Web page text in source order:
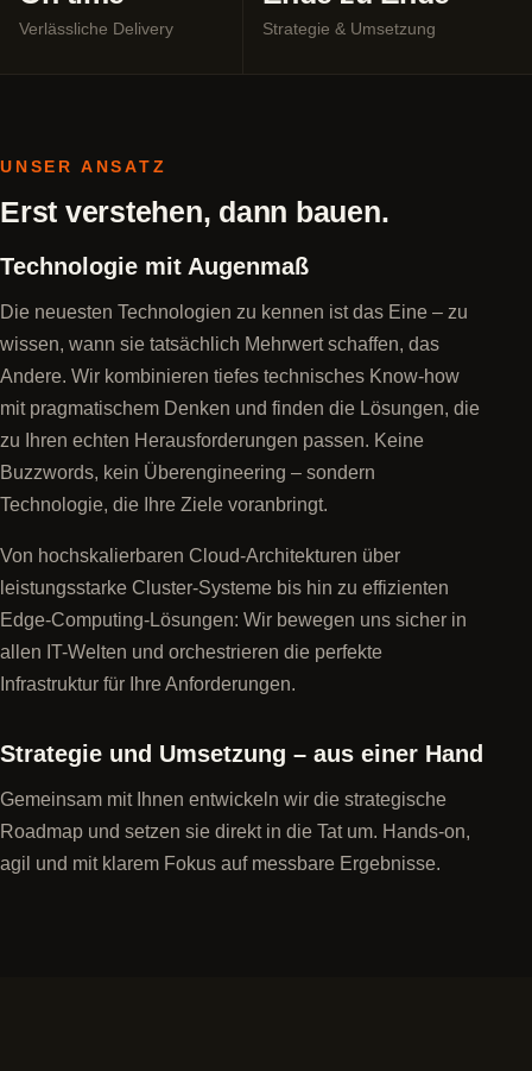
Verlässliche Delivery Strategie & Umsetzung
UNSER ANSATZ
Erst verstehen, dann bauen.
Technologie mit Augenmaß
Die neuesten Technologien zu kennen ist das Eine – zu
wissen, wann sie tatsächlich Mehrwert schaffen, das
Andere. Wir kombinieren tiefes technisches Know-how
mit pragmatischem Denken und finden die Lösungen, die
zu Ihren echten Herausforderungen passen. Keine
Buzzwords, kein Überengineering – sondern
Technologie, die Ihre Ziele voranbringt.
Von hochskalierbaren Cloud-Architekturen über
leistungsstarke Cluster-Systeme bis hin zu effizienten
Edge-Computing-Lösungen: Wir bewegen uns sicher in
allen IT-Welten und orchestrieren die perfekte
Infrastruktur für Ihre Anforderungen.
Strategie und Umsetzung – aus einer Hand
Gemeinsam mit Ihnen entwickeln wir die strategische
Roadmap und setzen sie direkt in die Tat um. Hands-on,
agil und mit klarem Fokus auf messbare Ergebnisse.